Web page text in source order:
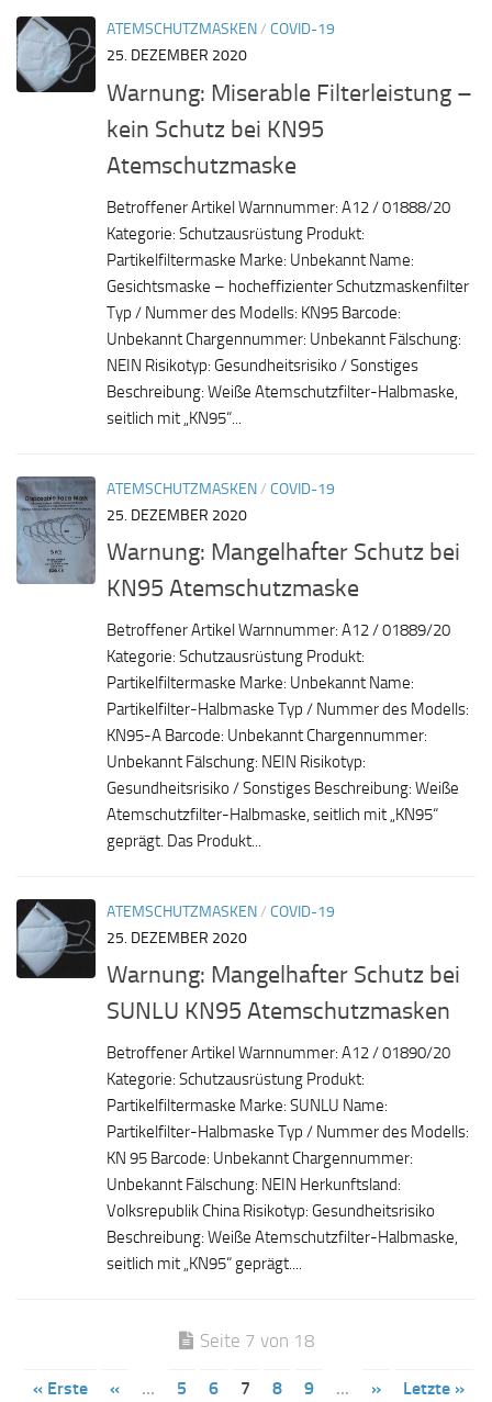
ATEMSCHUTZMASKEN/ COVID-19
25. DEZEMBER 2020
Warnung: Miserable Filterleistung –
kein Schutz bei KN95
Atemschutzmaske
Betroffener Artikel Warnnummer: A12 / 01888/20
Kategorie: Schutzausrüstung Produkt:
Partikelfiltermaske Marke: Unbekannt Name:
Gesichtsmaske – hocheffizienter Schutzmaskenfilter
Typ / Nummer des Modells: KN95 Barcode:
Unbekannt Chargennummer: Unbekannt Fälschung:
NEIN Risikotyp: Gesundheitsrisiko / Sonstiges
Beschreibung: Weiße Atemschutzfilter-Halbmaske,
seitlich mit „KN95“...
ATEMSCHUTZMASKEN/ COVID-19
25. DEZEMBER 2020
Warnung: Mangelhafter Schutz bei
KN95 Atemschutzmaske
Betroffener Artikel Warnnummer: A12 / 01889/20
Kategorie: Schutzausrüstung Produkt:
Partikelfiltermaske Marke: Unbekannt Name:
Partikelfilter-Halbmaske Typ / Nummer des Modells:
KN95-A Barcode: Unbekannt Chargennummer:
Unbekannt Fälschung: NEIN Risikotyp:
Gesundheitsrisiko / Sonstiges Beschreibung: Weiße
Atemschutzfilter-Halbmaske, seitlich mit „KN95“
geprägt. Das Produkt...
ATEMSCHUTZMASKEN/ COVID-19
25. DEZEMBER 2020
Warnung: Mangelhafter Schutz bei
SUNLU KN95 Atemschutzmasken
Betroffener Artikel Warnnummer: A12 / 01890/20
Kategorie: Schutzausrüstung Produkt:
Partikelfiltermaske Marke: SUNLU Name:
Partikelfilter-Halbmaske Typ / Nummer des Modells:
KN 95 Barcode: Unbekannt Chargennummer:
Unbekannt Fälschung: NEIN Herkunftsland:
Volksrepublik China Risikotyp: Gesundheitsrisiko
Beschreibung: Weiße Atemschutzfilter-Halbmaske,
seitlich mit „KN95“ geprägt....
Seite 7 von 18
« Erste « ... 5 6 7 8 9 ... » Letzte »